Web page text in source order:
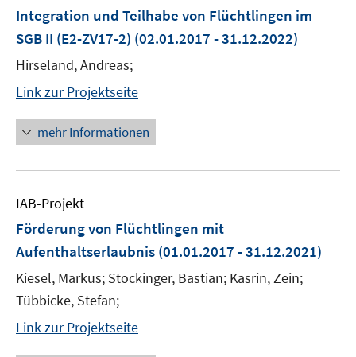
Integration und Teilhabe von Flüchtlingen im
SGB II (E2-ZV17-2) (02.01.2017 - 31.12.2022)
Hirseland, Andreas;
Link zur Projektseite
mehr Informationen
IAB-Projekt
Förderung von Flüchtlingen mit
Aufenthaltserlaubnis (01.01.2017 - 31.12.2021)
Kiesel, Markus; Stockinger, Bastian; Kasrin, Zein;
Tübbicke, Stefan;
Link zur Projektseite